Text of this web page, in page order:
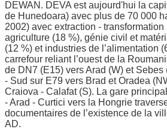
DEWAN. DEVA est aujourd'hui la
de Hunedoara) avec plus de 70 000
2002) avec extraction -
agriculture (18 %), génie civil et
(12 %) et industries de l’alimentation
carrefour reliant l’ouest de la
de DN7 (E15) vers Arad (W) et Sebes
- Sud sur E79 vers Brad et Oradea
Craiova - Calafat (S). La gare
- Arad - Curtici vers la Hongrie
documentaires de l’existence de la
AD.